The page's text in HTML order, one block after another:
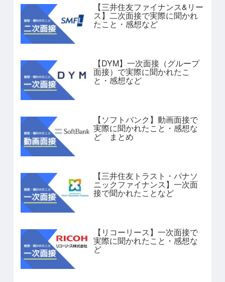
【三井住友ファイナンス&リー
ス】二次面接で実際に聞かれ
たこと・感想など
【DYM】一次面接（グループ
面接）で実際に聞かれたこ
と・感想など
【ソフトバンク】動画面接で
実際に聞かれたこと・感想な
ど まとめ
【三井住友トラスト・パナソ
ニックファイナンス】一次面
接で聞かれたことなど
【リコーリース】一次面接で
実際に聞かれたこと・感想な
ど